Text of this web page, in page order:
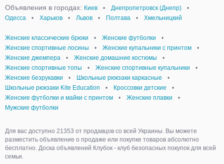
Объявления в городах: Киев • Днепропетровск (Днепр)
•
Одесса
• Харьков • Львов • Полтава • Хмельницкий
Женские классические брюки • Женские футболки
•
Женские спортивные лосины
• Женские купальники с принтом
•
Женские джемпера
• Женские домашние костюмы
•
Женские спортивные топы
• Женские спортивные купальники
•
Женские безрукавки
• Школьные рюкзаки каркасные
•
Школьные рюкзаки Kite Education
• Кроссовки детские
•
Женские футболки и майки с принтом
• Женские плавки
•
Мужские футболки
Для вас доступно 21353 от продавцов со всей Украины. Вы можете
разместить объявление о продаже или покупке товаров абсолютно
бесплатно. Доска объявлений Клубок - клуб безопасных покупок для всей
семьи.